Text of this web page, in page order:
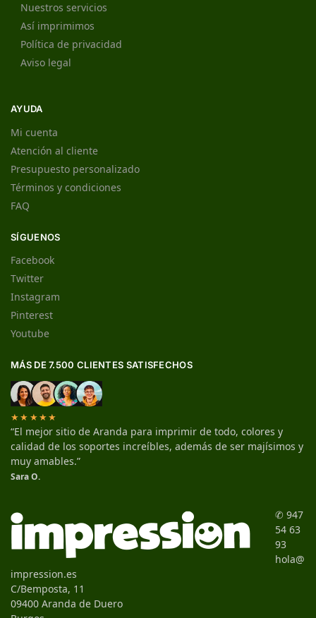
Nuestros servicios
Así imprimimos
Política de privacidad
Aviso legal
AYUDA
Mi cuenta
Atención al cliente
Presupuesto personalizado
Términos y condiciones
FAQ
SÍGUENOS
Facebook
Twitter
Instagram
Pinterest
Youtube
MÁS DE 7.500 CLIENTES SATISFECHOS
★★★★★
“El mejor sitio de Aranda para imprimir de todo, colores y
calidad de los soportes increíbles, además de ser majísimos y
muy amables.”
Sara O.
✆ 947
54 63
93
hola@
impression.es
C/Bemposta, 11
09400 Aranda de Duero